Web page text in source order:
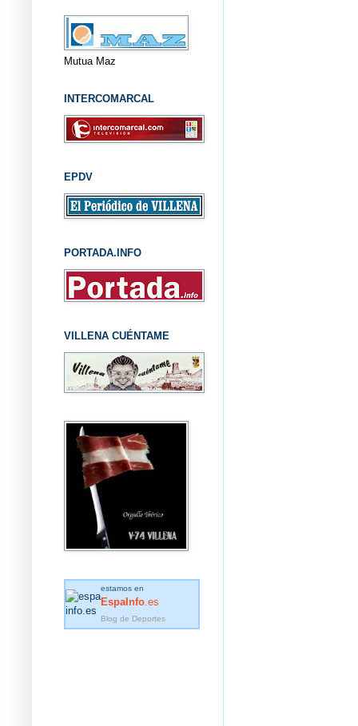
Mutua Maz
INTERCOMARCAL
EPDV
PORTADA.INFO
VILLENA CUÉNTAME
estamos en
EspaInfo .es
Blog de Deportes